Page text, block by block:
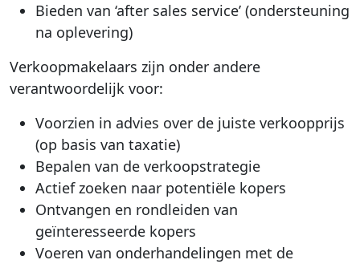
Bieden van ‘after sales service’ (ondersteuning
na oplevering)
Verkoopmakelaars zijn onder andere
verantwoordelijk voor:
Voorzien in advies over de juiste verkoopprijs
(op basis van taxatie)
Bepalen van de verkoopstrategie
Actief zoeken naar potentiële kopers
Ontvangen en rondleiden van
geïnteresseerde kopers
Voeren van onderhandelingen met de